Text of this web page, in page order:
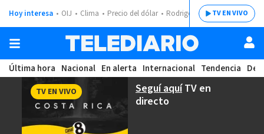
Hoy interesa OIJ Clima Precio del dólar Rodrigo ChavesTV EN VIVO
Última hora Nacional En alerta Internacional Tendencia
Seguí aquíTV en
directo
TV EN VIVO